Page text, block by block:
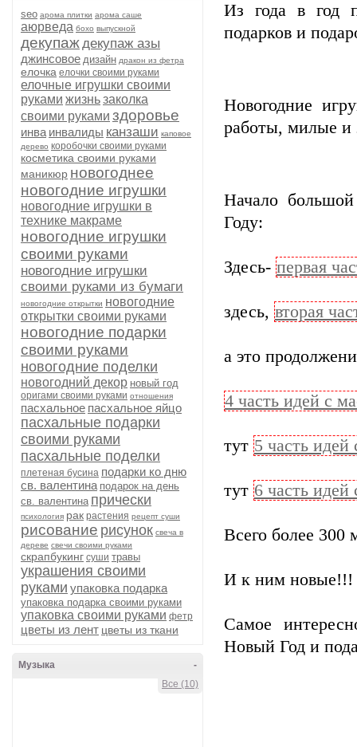
seo арома плитки арома саше
аюрведа бохо выпускной
декупаждекупаж азы
джинсовое дизайн дракон из фетра
елочка елочки своими руками
елочные игрушки своими
руками жизньзаколка
своими руками здоровье
инва инвалиды канзаши каповое
дерево коробочки своими руками
косметика своими руками
маникюр новогоднее
новогодние игрушки
новогодние игрушки в
технике макраме
новогодние игрушки
своими руками
новогодние игрушки
своими руками из бумаги
новогодние открытки новогодние
открытки своими руками
новогодние подарки
своими руками
новогодние поделки
новогодний декор новый год
оригами своими руками отношения
пасхальное пасхальное яйцо
пасхальные подарки
своими руками
пасхальные поделки
плетеная бусина подарки ко дню
св. валентина подарок на день
св. валентина прически
психология рак растения рецепт суши
рисование рисунок свеча в
дереве свечи своими руками
скрапбукинг суши травы
украшения своими
руками упаковка подарка
упаковка подарка своими руками
упаковка своими руками фетр
цветы из лент цветы из ткани
-
Музыка
Все (10)
Из года в год
подарков и
Новогодние
работы, милые и
Начало
Году:
Здесь- первая
здесь, вторая
а это
4 часть идей с
тут 5 часть идей
тут 6 часть идей
Всего более 300
И к ним новые!!!
Самое
Новый Год и